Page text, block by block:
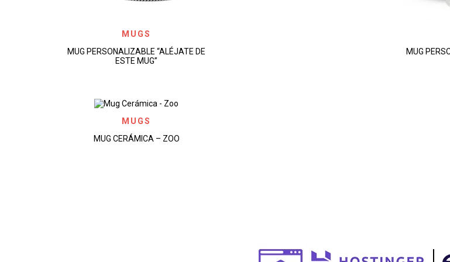
AÑADIR A LA LISTA DE DESEOS
MUGS
MUG PERSONALIZABLE “ALÉJATE DE
ESTE MUG”
MUG
AÑADIR A LA LISTA DE DESEOS
MUGS
MUG CERÁMICA – ZOO